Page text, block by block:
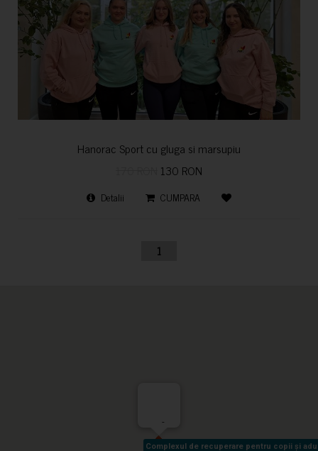
Hanorac Sport cu gluga si marsupiu
130 RON
Detalii CUMPARA
1
Complexul de recuperare pentru copii și
Complexul de recuperare pentru copii și
-